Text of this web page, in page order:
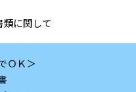
に関して
ＯＫ＞